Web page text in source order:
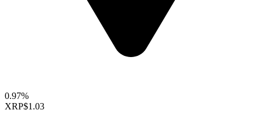
0.97%
XRP$1.03